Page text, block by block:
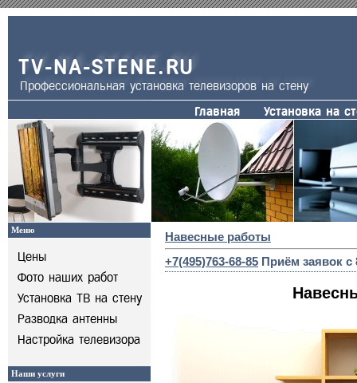
TV-NA-STENE.RU
Профессиональная установка телевизоров на стену
Главная
Установка на
Меню
Цены
Фото наших работ
Установка ТВ на стену
Разводка антенны
Настройка телевизора
Наши услуги
Навесные работы
+7(495)763-68-85 Приём заявок с